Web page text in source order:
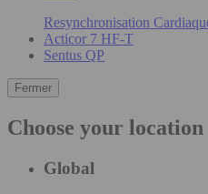
Resynchronisation
Acticor 7 HF-T
Sentus QP
Fermer
Choose your location
Global